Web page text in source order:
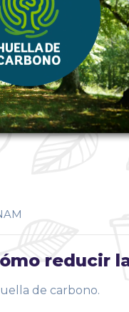
reducir
de carbono.